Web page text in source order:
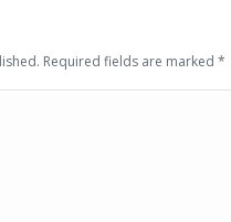
Required fields are marked *